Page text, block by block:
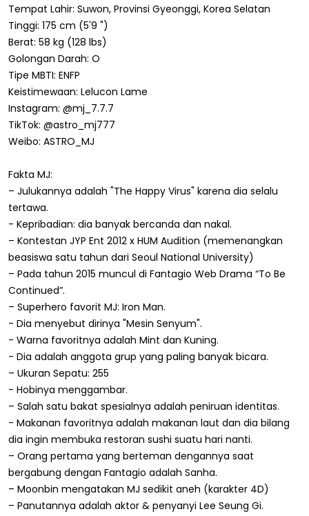
Tempat Lahir: Suwon, Provinsi Gyeonggi, Korea Selatan
Tinggi: 175 cm (5'9 ")
Berat: 58 kg (128 lbs)
Golongan Darah: O
Tipe MBTI: ENFP
Keistimewaan: Lelucon Lame
Instagram: @mj_7.7.7
TikTok: @astro_mj777
Weibo: ASTRO_MJ
Fakta MJ:
– Julukannya adalah "The Happy Virus" karena dia selalu
tertawa.
- Kepribadian: dia banyak bercanda dan nakal.
– Kontestan JYP Ent 2012 x HUM Audition (memenangkan
beasiswa satu tahun dari Seoul National University)
– Pada tahun 2015 muncul di Fantagio Web Drama “To Be
Continued”.
– Superhero favorit MJ: Iron Man.
- Dia menyebut dirinya "Mesin Senyum".
- Warna favoritnya adalah Mint dan Kuning.
- Dia adalah anggota grup yang paling banyak bicara.
– Ukuran Sepatu: 255
- Hobinya menggambar.
– Salah satu bakat spesialnya adalah peniruan identitas.
- Makanan favoritnya adalah makanan laut dan dia bilang
dia ingin membuka restoran sushi suatu hari nanti.
– Orang pertama yang berteman dengannya saat
bergabung dengan Fantagio adalah Sanha.
– Moonbin mengatakan MJ sedikit aneh (karakter 4D)
– Panutannya adalah aktor & penyanyi Lee Seung Gi.